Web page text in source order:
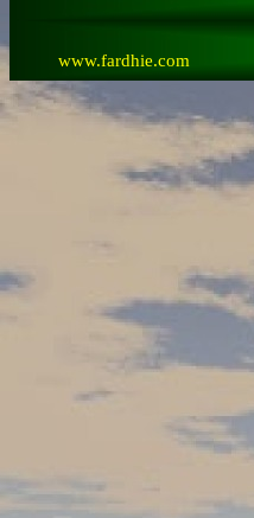
www.fardhie.com